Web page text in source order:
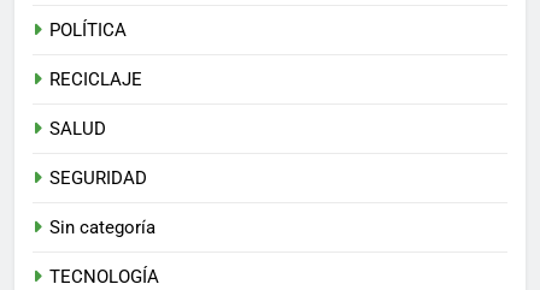
POLÍTICA
RECICLAJE
SALUD
SEGURIDAD
Sin categoría
TECNOLOGÍA